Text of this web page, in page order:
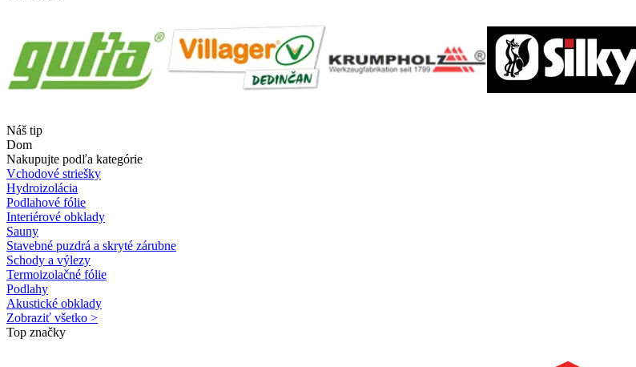
Náš tip
Dom
Nakupujte podľa kategórie
Vchodové striešky
Hydroizolácia
Podlahové fólie
Interiérové obklady
Sauny
Stavebné puzdrá a skryté zárubne
Schody a výlezy
Termoizolačné fólie
Podlahy
Akustické obklady
Zobraziť všetko >
Top značky